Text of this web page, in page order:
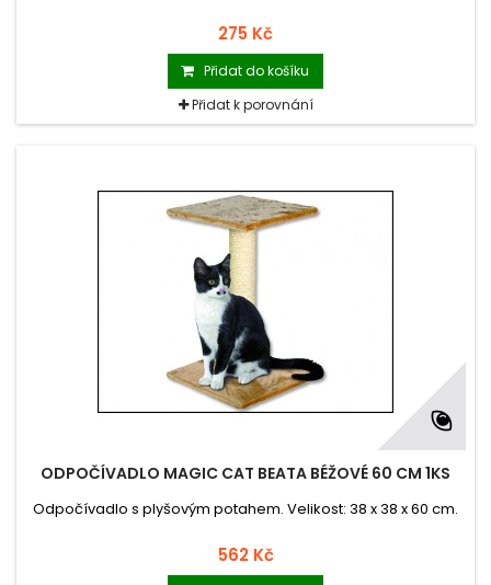
275 Kč
Přidat do košíku
Přidat k porovnání
ODPOČÍVADLO MAGIC CAT BEATA BÉŽOVÉ 60 CM 1KS
Odpočívadlo s plyšovým potahem. Velikost: 38 x 38 x 60 cm.
562 Kč